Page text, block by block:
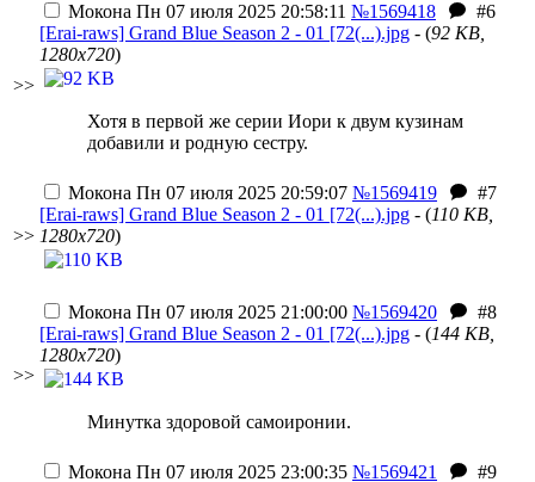
>>
Мокона Пн 07 июля 2025 20:58:11 №1569418
#6
[Erai-raws] Grand Blue Season 2 - 01 [72(...).jpg - (92 KB,
1280x720)
Хотя в первой же серии Иори к двум кузинам
добавили и родную сестру.
>>
Мокона Пн 07 июля 2025 20:59:07 №1569419
#7
[Erai-raws] Grand Blue Season 2 - 01 [72(...).jpg - (110 KB,
1280x720)
>>
Мокона Пн 07 июля 2025 21:00:00 №1569420
#8
[Erai-raws] Grand Blue Season 2 - 01 [72(...).jpg - (144 KB,
1280x720)
Минутка здоровой самоиронии.
Мокона Пн 07 июля 2025 23:00:35 №1569421
#9